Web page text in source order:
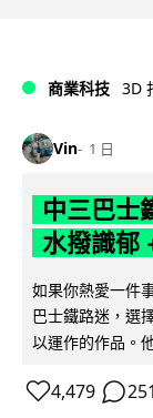
商業科技 3D
Vin 1 日
中三巴士
水撥識郁
如果你熱愛一件
巴士鐵路迷，選
以運作的作品。
4,479 251